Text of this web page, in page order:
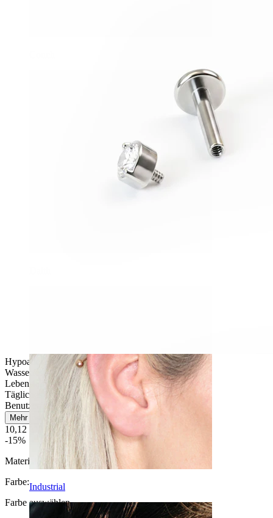
Industrial
Hypoallergen
Wasserfest
Lebenslange Haltbarkeit
Tägliches Tragen
Benutzerfreundlich
Mehr lesen
10,12 €
11,90 €
-15%
Material:
Titanium
Farbe:
Farbe auswählen